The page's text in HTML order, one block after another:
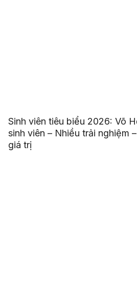
Sinh viên tiêu biểu 2026: Võ
sinh viên – Nhiều trải nghiệm – Một hành trình đầy
giá trị